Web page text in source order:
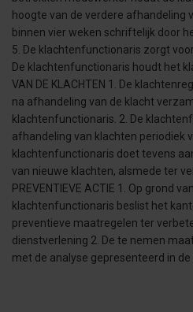
hoogte van de verdere afhandeling
binnen vier weken schriftelijk door
5. De klachtenfunctionaris zorgt
De klachtenfunctionaris houdt het
VAN DE KLACHTEN 1. De
na afhandeling van de klacht
klachtenfunctionaris. 2. De
afhandeling van klachten periodiek
klachtenfunctionaris doet tevens
van nieuwe klachten, alsmede ter
PREVENTIEVE ACTIE 1. Op grond
klachtenfunctionaris beslist het
preventieve maatregelen ter
dienstverlening 2. De te nemen
met de analyse gepresenteerd in